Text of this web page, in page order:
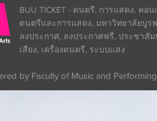
BUU TICKET - ดนตรี, การแสดง, คอ
ดนตรีและการแสดง, มหาวิทยาลัยบูร
ลงประกาศ, ลงประกาศฟรี, ประชาสั
เสียง, เครื่องดนตรี, ระบบแสง
by Faculty of Music and